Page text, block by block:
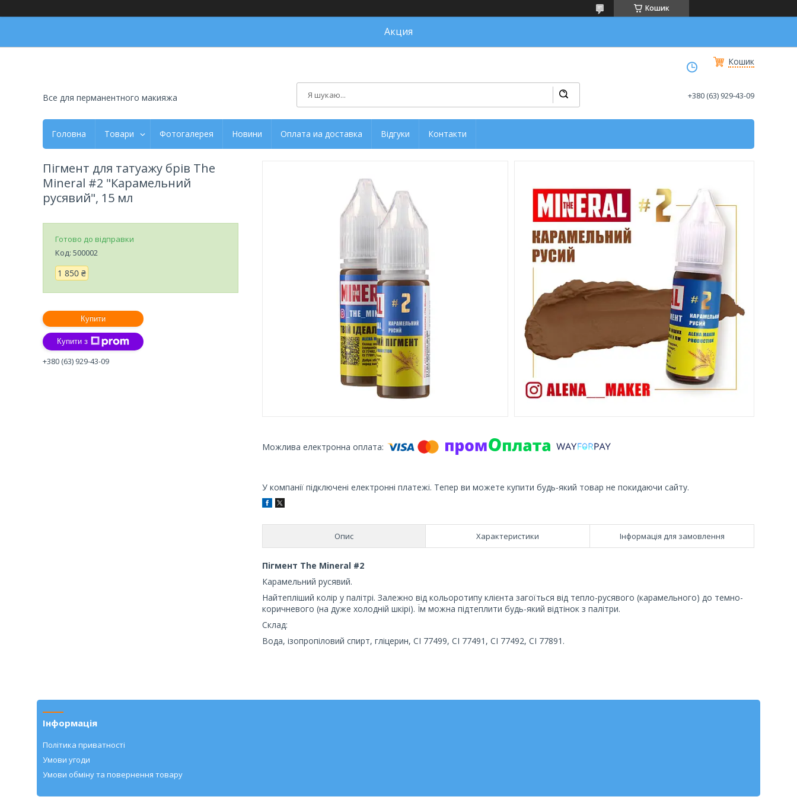
Кошик
Акция
Кошик
Все для перманентного макияжа +380 (63) 929-43-09
Головна Товари Фотогалерея Новини Оплата иа доставка Відгуки Контакти
У компанії підключені електронні платежі. Тепер ви можете купити будь-який товар не покидаючи сайту.
Опис Характеристики Інформація для замовлення
Пігмент The Mineral #2
Карамельний русявий.
Найтепліший колір у палітрі. Залежно від кольоротипу клієнта загоїться від тепло-русявого (карамельного) до темно-
коричневого (на дуже холодній шкірі). Їм можна підтеплити будь-який відтінок з палітри.
Склад:
Вода, ізопропіловий спирт, гліцерин, CI 77499, CI 77491, CI 77492, CI 77891.
Пігмент для татуажу брів The
Mineral #2 "Карамельний
русявий", 15 мл
Готово до відправки
Код: 500002
1 850 ₴
Купити
Купити з
+380 (63) 929-43-09
Інформація
Політика приватності
Умови угоди
Умови обміну та повернення товару